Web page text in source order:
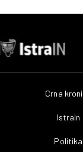
Crna
IstraIn
Politika